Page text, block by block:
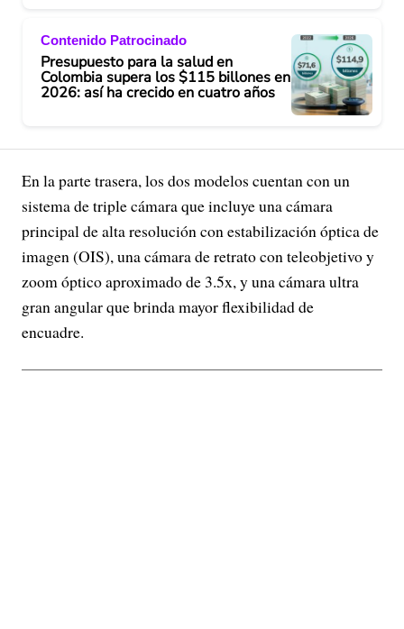
Contenido Patrocinado
Presupuesto para la salud en
Colombia supera los $115 billones en
2026: así ha crecido en cuatro años
En la parte trasera, los dos modelos cuentan con un
sistema de triple cámara que incluye una cámara
principal de alta resolución con estabilización óptica de
imagen (OIS), una cámara de retrato con teleobjetivo y
zoom óptico aproximado de 3.5x, y una cámara ultra
gran angular que brinda mayor flexibilidad de
encuadre.